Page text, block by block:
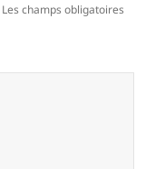
Les champs obligatoires